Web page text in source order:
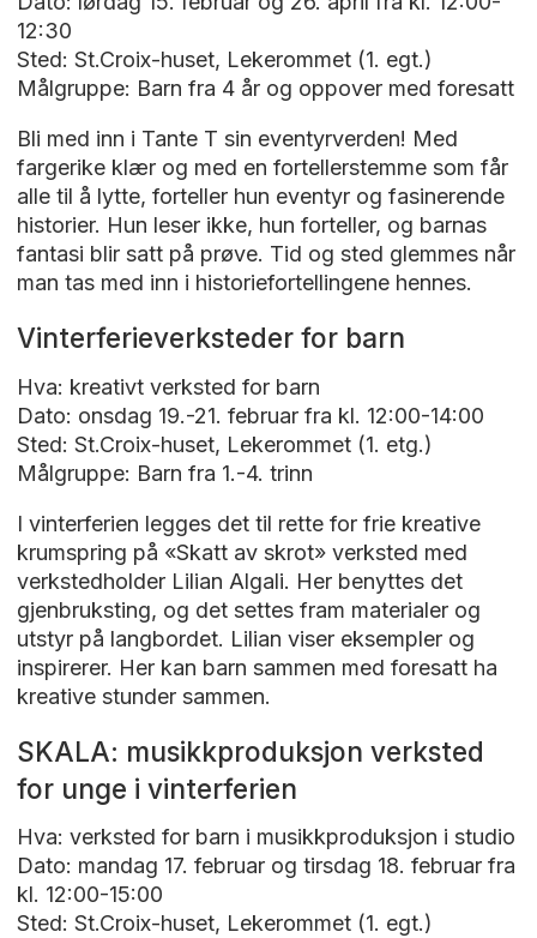
12:30
Sted: St.Croix-huset, Lekerommet (1. egt.)
Målgruppe: Barn fra 4 år og oppover med foresatt
Bli med inn i Tante T sin eventyrverden! Med
fargerike klær og med en fortellerstemme som får
alle til å lytte, forteller hun eventyr og fasinerende
historier. Hun leser ikke, hun forteller, og barnas
fantasi blir satt på prøve. Tid og sted glemmes når
man tas med inn i historiefortellingene hennes.
Vinterferieverksteder for barn
Hva: kreativt verksted for barn
Dato: onsdag 19.-21. februar fra kl. 12:00-14:00
Sted: St.Croix-huset, Lekerommet (1. etg.)
Målgruppe: Barn fra 1.-4. trinn
I vinterferien legges det til rette for frie kreative
krumspring på «Skatt av skrot» verksted med
verkstedholder Lilian Algali. Her benyttes det
gjenbruksting, og det settes fram materialer og
utstyr på langbordet. Lilian viser eksempler og
inspirerer. Her kan barn sammen med foresatt ha
kreative stunder sammen.
SKALA: musikkproduksjon verksted
for unge i vinterferien
Hva: verksted for barn i musikkproduksjon i studio
Dato: mandag 17. februar og tirsdag 18. februar fra
kl. 12:00-15:00
Sted: St.Croix-huset, Lekerommet (1. egt.)